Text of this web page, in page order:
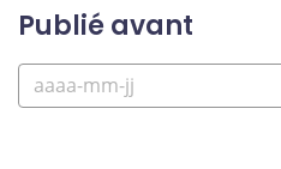
Publié avant